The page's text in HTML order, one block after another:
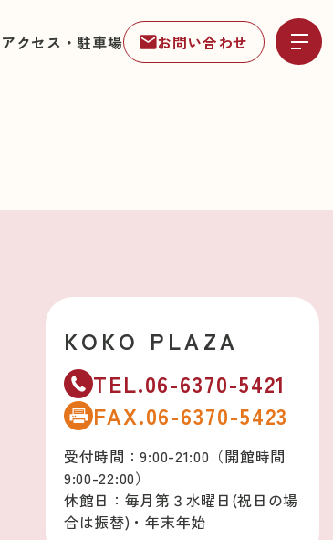
アクセス・駐車場 お問い合わせ
KOKO PLAZA
TEL.06-6370-5421
FAX.06-6370-5423
受付時間：9:00-21:00（開館時間
9:00-22:00）
休館日：毎月第３水曜日(祝日の場
合は振替)・年末年始